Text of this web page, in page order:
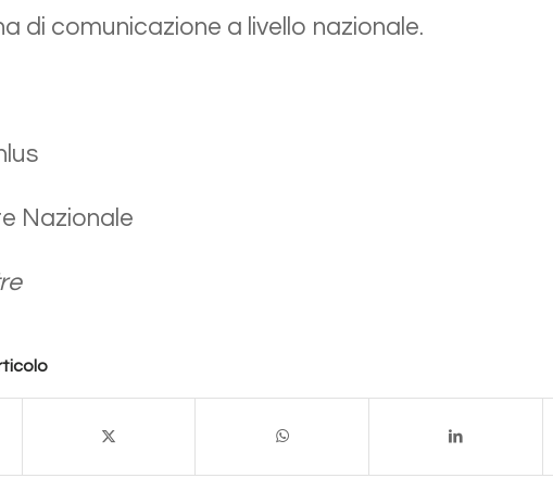
di comunicazione a livello nazionale.
Nazionale